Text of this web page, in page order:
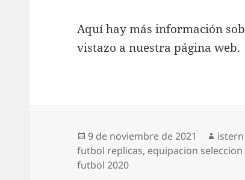
Aquí hay más información
vistazo a nuestra página web.
Publicado
el
9 de noviembre de 2021 Autor
istern
futbol replicas, equipacion
futbol 2020